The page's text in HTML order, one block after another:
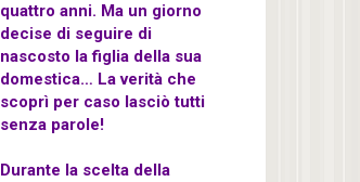
quattro anni. Ma un giorno
decise di seguire di
nascosto la figlia della sua
domestica… La verità che
scoprì per caso lasciò tutti
senza parole!
Durante la scelta della